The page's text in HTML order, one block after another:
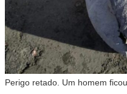
Perigo retado. Um homem